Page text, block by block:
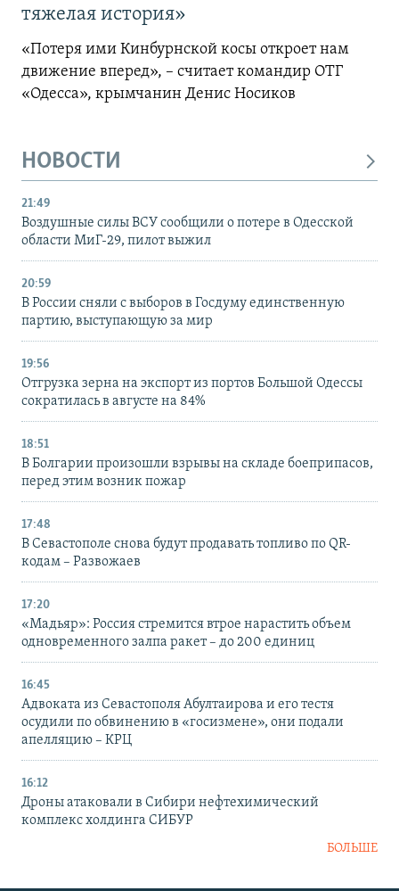
тяжелая история»
«Потеря ими Кинбурнской косы откроет нам
движение вперед», – считает командир ОТГ
«Одесса», крымчанин Денис Носиков
НОВОСТИ
21:49
Воздушные силы ВСУ сообщили о потере в Одесской
области МиГ-29, пилот выжил
20:59
В России сняли с выборов в Госдуму единственную
партию, выступающую за мир
19:56
Отгрузка зерна на экспорт из портов Большой Одессы
сократилась в августе на 84%
18:51
В Болгарии произошли взрывы на складе боеприпасов,
перед этим возник пожар
17:48
В Севастополе снова будут продавать топливо по QR-
кодам – Развожаев
17:20
«Мадьяр»: Россия стремится втрое нарастить объем
одновременного залпа ракет – до 200 единиц
16:45
Адвоката из Севастополя Абултаирова и его тестя
осудили по обвинению в «госизмене», они подали
апелляцию – КРЦ
16:12
Дроны атаковали в Сибири нефтехимический
комплекс холдинга СИБУР
БОЛЬШЕ